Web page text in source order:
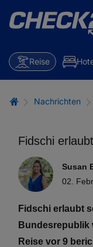
Reise
Nachrichten
Fidschi
Susan
02.
Fidschi erlaubt
Bundesrepublik
Reise vor 9